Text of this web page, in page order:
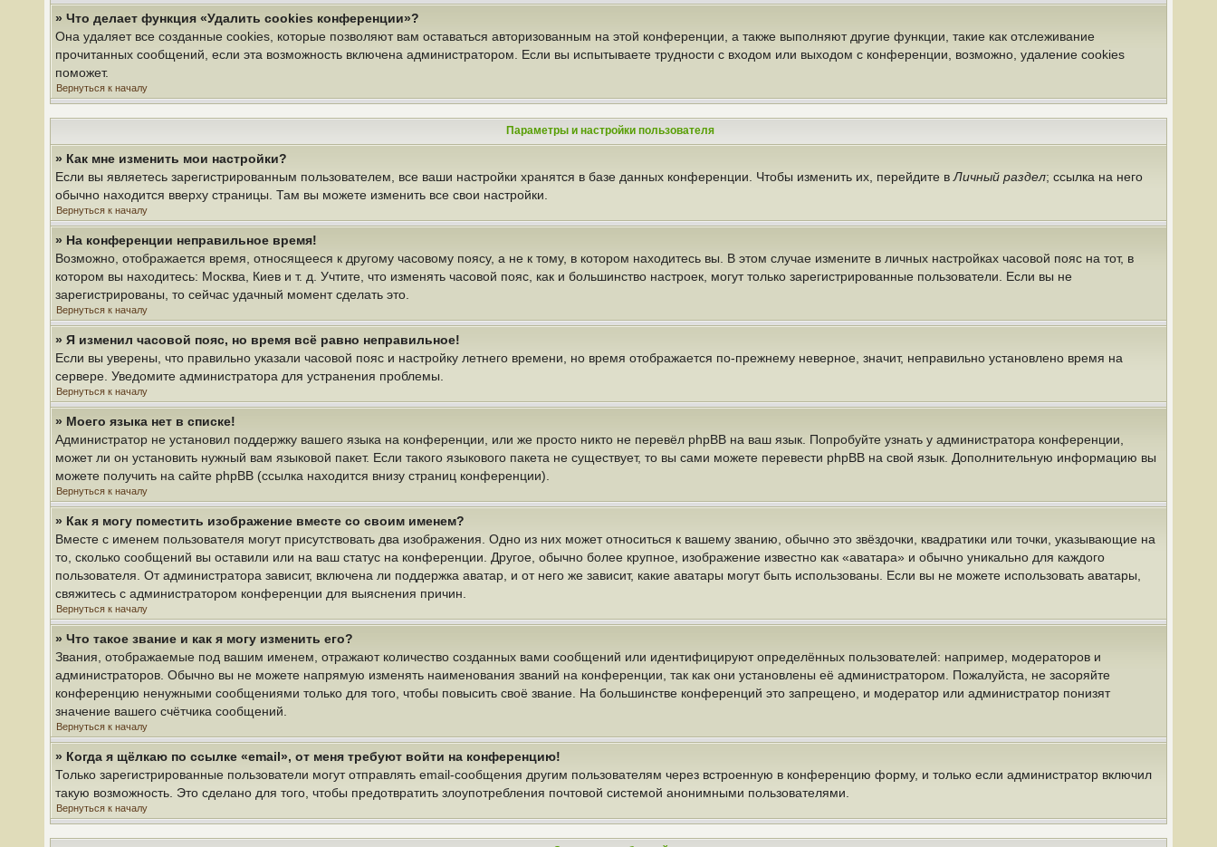
» Что делает функция «Удалить cookies конференции»?
Она удаляет все созданные cookies, которые позволяют вам оставаться авторизованным на этой конференции, а также выполняют другие функции, такие как отслеживание
прочитанных сообщений, если эта возможность включена администратором. Если вы испытываете трудности с входом или выходом с конференции, возможно, удаление cookies
поможет.
Вернуться к началу
Параметры и настройки пользователя
» Как мне изменить мои настройки?
Если вы являетесь зарегистрированным пользователем, все ваши настройки хранятся в базе данных конференции. Чтобы изменить их, перейдите в Личный раздел; ссылка на него
обычно находится вверху страницы. Там вы можете изменить все свои настройки.
Вернуться к началу
» На конференции неправильное время!
Возможно, отображается время, относящееся к другому часовому поясу, а не к тому, в котором находитесь вы. В этом случае измените в личных настройках часовой пояс на тот, в
котором вы находитесь: Москва, Киев и т. д. Учтите, что изменять часовой пояс, как и большинство настроек, могут только зарегистрированные пользователи. Если вы не
зарегистрированы, то сейчас удачный момент сделать это.
Вернуться к началу
» Я изменил часовой пояс, но время всё равно неправильное!
Если вы уверены, что правильно указали часовой пояс и настройку летнего времени, но время отображается по-прежнему неверное, значит, неправильно установлено время на
сервере. Уведомите администратора для устранения проблемы.
Вернуться к началу
» Моего языка нет в списке!
Администратор не установил поддержку вашего языка на конференции, или же просто никто не перевёл phpBB на ваш язык. Попробуйте узнать у администратора конференции,
может ли он установить нужный вам языковой пакет. Если такого языкового пакета не существует, то вы сами можете перевести phpBB на свой язык. Дополнительную информацию вы
можете получить на сайте phpBB (ссылка находится внизу страниц конференции).
Вернуться к началу
» Как я могу поместить изображение вместе со своим именем?
Вместе с именем пользователя могут присутствовать два изображения. Одно из них может относиться к вашему званию, обычно это звёздочки, квадратики или точки, указывающие на
то, сколько сообщений вы оставили или на ваш статус на конференции. Другое, обычно более крупное, изображение известно как «аватара» и обычно уникально для каждого
пользователя. От администратора зависит, включена ли поддержка аватар, и от него же зависит, какие аватары могут быть использованы. Если вы не можете использовать аватары,
свяжитесь с администратором конференции для выяснения причин.
Вернуться к началу
» Что такое звание и как я могу изменить его?
Звания, отображаемые под вашим именем, отражают количество созданных вами сообщений или идентифицируют определённых пользователей: например, модераторов и
администраторов. Обычно вы не можете напрямую изменять наименования званий на конференции, так как они установлены её администратором. Пожалуйста, не засоряйте
конференцию ненужными сообщениями только для того, чтобы повысить своё звание. На большинстве конференций это запрещено, и модератор или администратор понизят
значение вашего счётчика сообщений.
Вернуться к началу
» Когда я щёлкаю по ссылке «email», от меня требуют войти на конференцию!
Только зарегистрированные пользователи могут отправлять email-сообщения другим пользователям через встроенную в конференцию форму, и только если администратор включил
такую возможность. Это сделано для того, чтобы предотвратить злоупотребления почтовой системой анонимными пользователями.
Вернуться к началу